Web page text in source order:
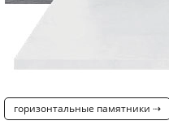
горизонтальные памятники ⇢